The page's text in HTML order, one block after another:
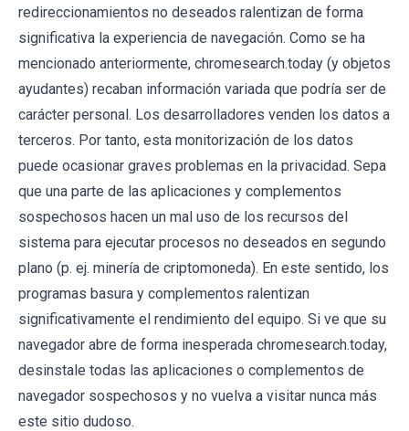
redireccionamientos no deseados ralentizan de forma
significativa la experiencia de navegación. Como se ha
mencionado anteriormente, chromesearch.today (y objetos
ayudantes) recaban información variada que podría ser de
carácter personal. Los desarrolladores venden los datos a
terceros. Por tanto, esta monitorización de los datos
puede ocasionar graves problemas en la privacidad. Sepa
que una parte de las aplicaciones y complementos
sospechosos hacen un mal uso de los recursos del
sistema para ejecutar procesos no deseados en segundo
plano (p. ej. minería de criptomoneda). En este sentido, los
programas basura y complementos ralentizan
significativamente el rendimiento del equipo. Si ve que su
navegador abre de forma inesperada chromesearch.today,
desinstale todas las aplicaciones o complementos de
navegador sospechosos y no vuelva a visitar nunca más
este sitio dudoso.